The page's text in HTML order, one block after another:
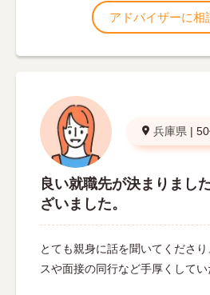
アドバイザーに相
兵庫県 |
良い就職先が決まりまし
ざいました。
とても親身に話を聞いてくださ
スや面接の同行など手厚くしてい